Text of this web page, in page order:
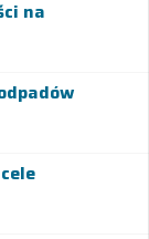
na